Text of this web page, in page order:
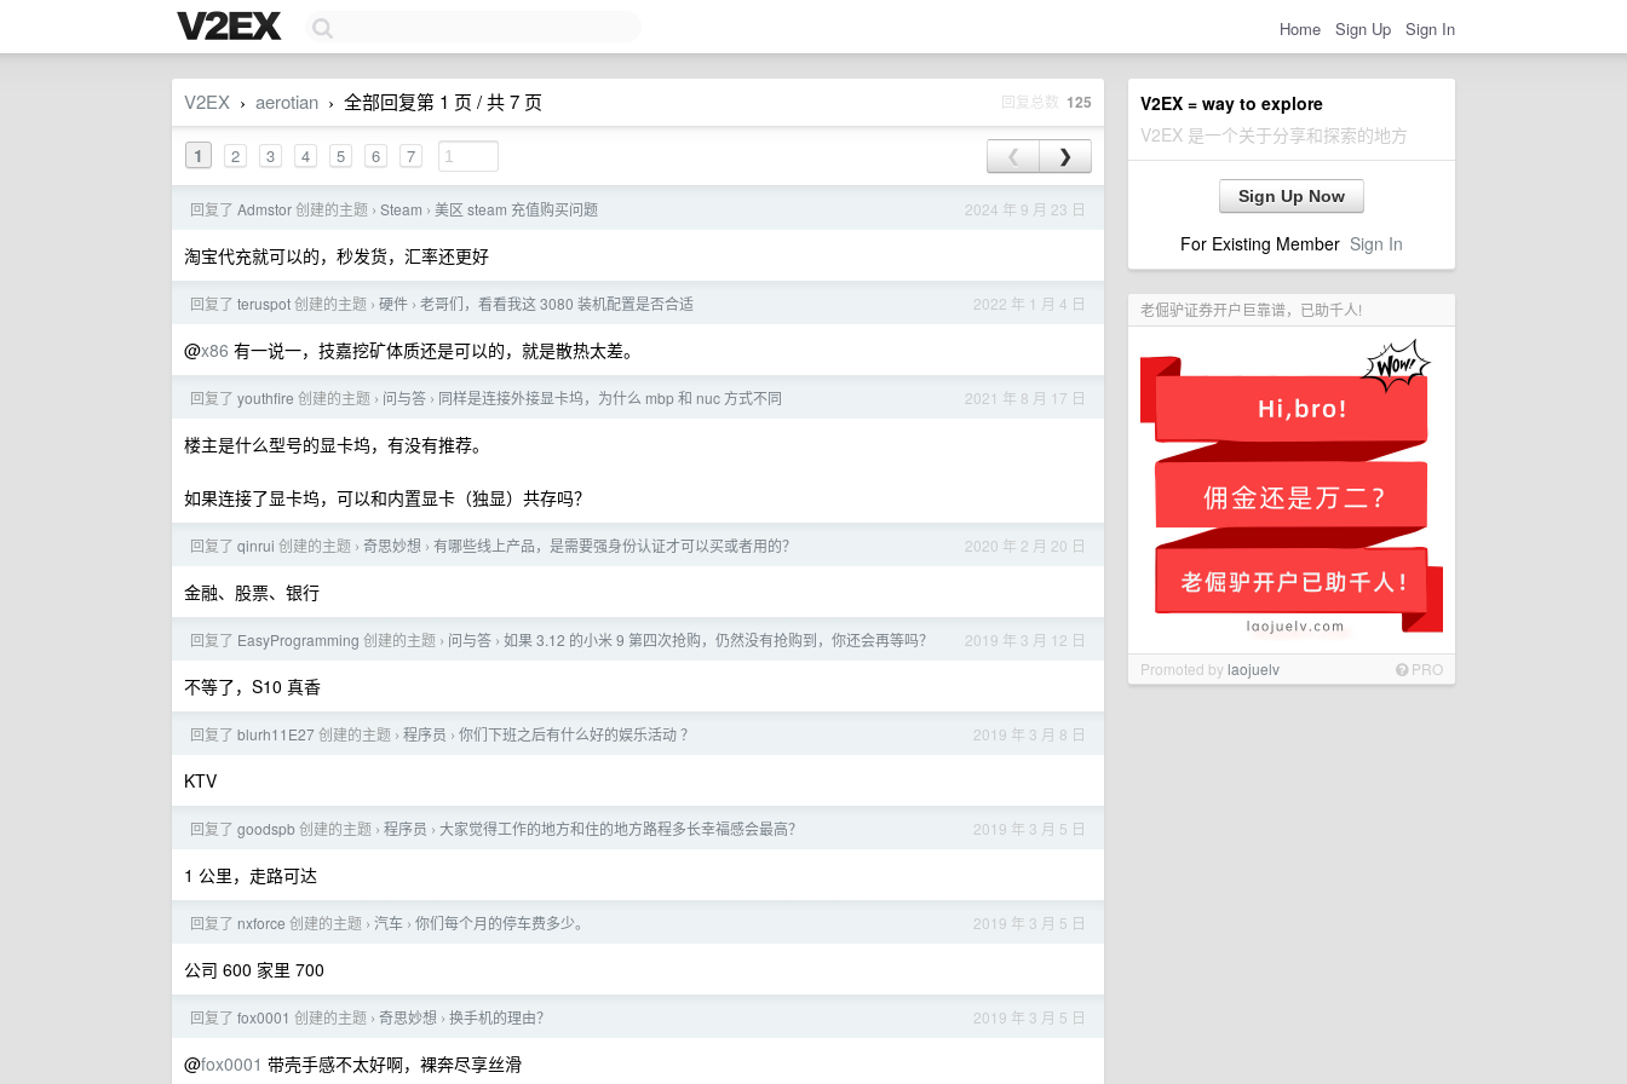
Home Sign Up Sign In
V2EX = way to explore
V2EX 是一个关于分享和探索的地方
Sign Up Now
For Existing Member Sign In
老倔驴证券开户巨靠谱，已助千人!
Promoted bylaojuelv PRO
V2EX › aerotian › 全部回复第 1 页 / 共 7 页 回复总数 125
1 2 3 4 5 6 7 ❮ ❯
2024 年 9 月 23 日
回复了 Admstor创建的主题 › Steam › 美区 steam 充值购买问题
淘宝代充就可以的，秒发货，汇率还更好
2022 年 1 月 4 日
回复了 teruspot创建的主题 › 硬件 › 老哥们，看看我这 3080 装机配置是否合适
@x86 有一说一，技嘉挖矿体质还是可以的，就是散热太差。
2021 年 8 月 17 日
回复了 youthfire 创建的主题 › 问与答 › 同样是连接外接显卡坞，为什么 mbp 和 nuc 方式不同
楼主是什么型号的显卡坞，有没有推荐。
如果连接了显卡坞，可以和内置显卡（独显）共存吗？
2020 年 2 月 20 日
回复了 qinrui 创建的主题 › 奇思妙想 › 有哪些线上产品，是需要强身份认证才可以买或者用的？
金融、股票、银行
2019 年 3 月 12 日
回复了 EasyProgramming 创建的主题 › 问与答 › 如果 3.12 的小米 9 第四次抢购，仍然没有抢购到，你还会再等吗？
不等了，S10 真香
2019 年 3 月 8 日
回复了 blurh11E27创建的主题 › 程序员 › 你们下班之后有什么好的娱乐活动 ？
KTV
2019 年 3 月 5 日
回复了 goodspb创建的主题 › 程序员 › 大家觉得工作的地方和住的地方路程多长幸福感会最高？
1 公里，走路可达
2019 年 3 月 5 日
回复了 nxforce 创建的主题 › 汽车 › 你们每个月的停车费多少。
公司 600 家里 700
2019 年 3 月 5 日
回复了 fox0001 创建的主题 › 奇思妙想 › 换手机的理由？
@fox0001 带壳手感不太好啊，裸奔尽享丝滑